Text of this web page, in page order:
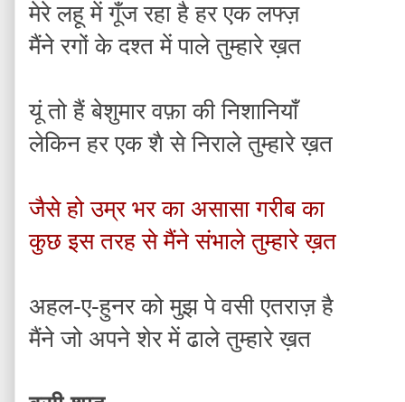
मेरे लहू में गूँज रहा है हर एक लफ्ज़
मैंने रगों के दश्त में पाले तुम्हारे ख़त
यूं तो हैं बेशुमार वफ़ा की निशानियाँ
लेकिन हर एक शै से निराले तुम्हारे ख़त
जैसे हो उम्र भर का असासा गरीब का
कुछ इस तरह से मैंने संभाले तुम्हारे ख़त
अहल-ए-हुनर को मुझ पे वसी एतराज़ है
मैंने जो अपने शेर में ढाले तुम्हारे ख़त